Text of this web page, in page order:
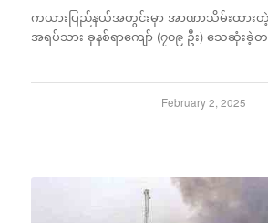
ကယားပြည်နယ်အတွင်းမှာ အာဏာသိမ်းထား
အရပ်သား ခုနစ်ရာကျော် (၇၀၉ ဦး) သေဆုံး
February 2, 2025